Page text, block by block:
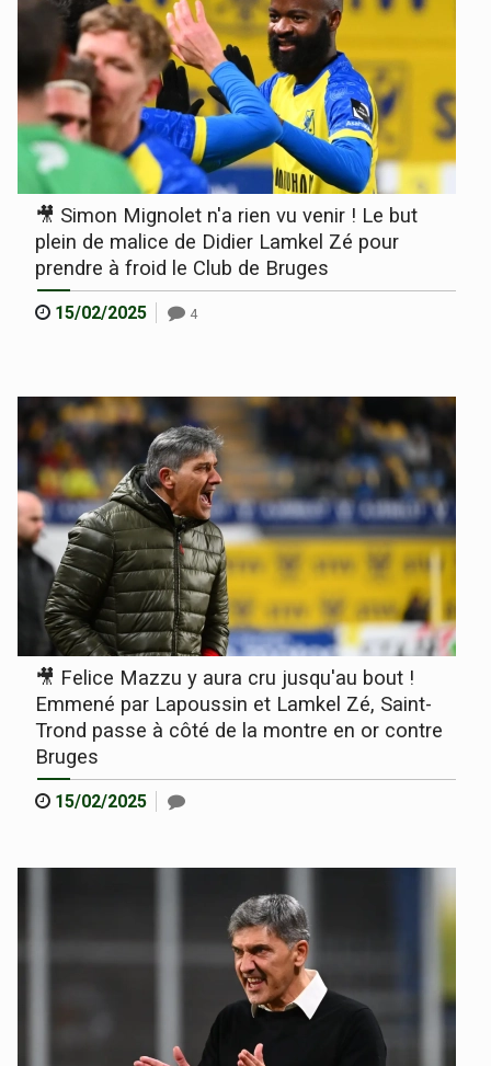
🎥 Simon Mignolet n'a rien vu venir ! Le but
plein de malice de Didier Lamkel Zé pour
prendre à froid le Club de Bruges
15/02/2025 4
🎥 Felice Mazzu y aura cru jusqu'au bout !
Emmené par Lapoussin et Lamkel Zé, Saint-
Trond passe à côté de la montre en or contre
Bruges
15/02/2025